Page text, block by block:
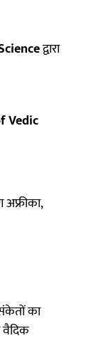
द्वारा
Vedic
अफ्रीका,
का